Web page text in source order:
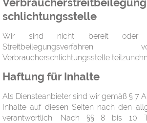
schlichtungs­stelle
Wir sind nicht bereit oder
Verbraucherschlichtungsstelle
Haftung für Inhalte
Als Diensteanbieter sind wir gemäß § 7
Inhalte auf diesen Seiten nach den
verantwortlich. Nach §§ 8 bis 10